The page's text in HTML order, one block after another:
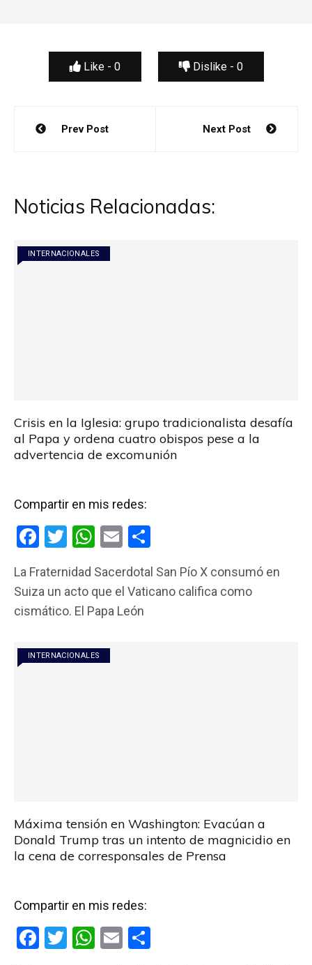
Like - 0 Dislike - 0
Navegación
Prev Post Next Post
Noticias Relacionadas:
INTERNACIONALES
Crisis en la Iglesia: grupo tradicionalista desafía
al Papa y ordena cuatro obispos pese a la
advertencia de excomunión
Compartir en mis redes:
F
ce
b
o
k
T
tt
er
W
at
s
A
p
p
E
ail m
p
La Fraternidad Sacerdotal San Pío X consumó en
Suiza un acto que el Vaticano califica como
cismático. El Papa León
INTERNACIONALES
Máxima tensión en Washington: Evacúan a
Donald Trump tras un intento de magnicidio en
la cena de corresponsales de Prensa
Compartir en mis redes:
F
T
W E